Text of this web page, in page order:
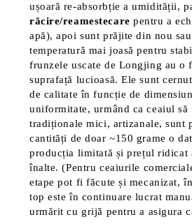
ușoară re-absorbție a umidității,
răcire/reamestecare pentru a
apă), apoi sunt prăjite din nou
temperatură mai joasă pentru
frunzele uscate de Longjing au o
suprafață lucioasă. Ele sunt
de calitate în funcție de
uniformitate, urmând ca ceaiul
tradiționale mici, artizanale, sunt
cantități de doar ~150 grame o
producția limitată și prețul ridicat
înalte​. (Pentru ceaiurile
etape pot fi făcute și mecanizat,
top este în continuare lucrat
urmărit cu grijă pentru a asigura